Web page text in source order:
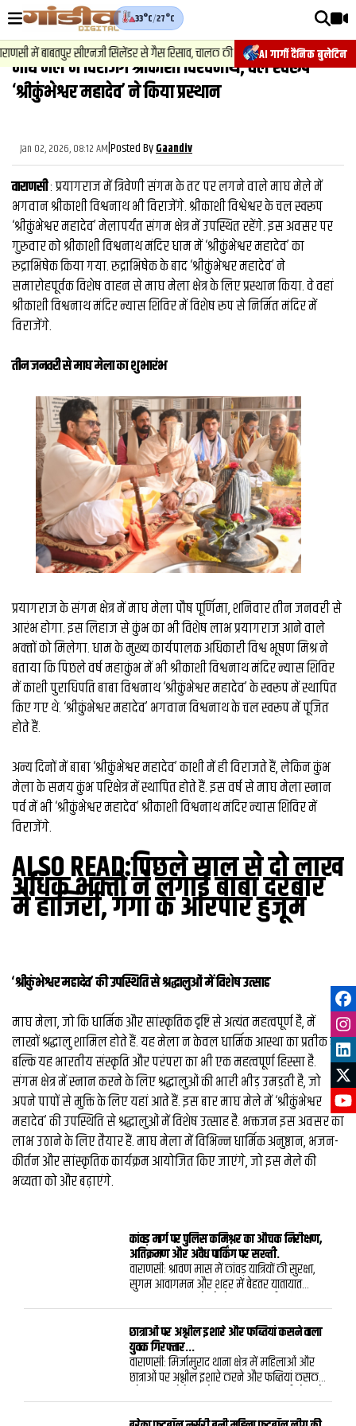
AI गार्गी दैनिक बुलेटिन
33°C/27°C
में बाबतपुर सीएनजी सिलेंडर से गैस रिसाव, चालक की सूझबूझ से टला बड़ा हादसा.
वीडियोज़
वाराणसी न्यूज़
राजनीति
फिल्मी
साहित्य
संस्कृति
ख़ान पान और जीवनशैली
अंतरराष्ट्रीय
फैक्ट चेक
व्यापार
मौसम
देश
माघ मेले में विराजेंगे श्रीकाशी विश्‍वनाथ, चल स्‍वरूप
‘श्रीकुंभेश्वर महादेव’ ने किया प्रस्‍थान
Jan 02, 2026, 08:12 AM|Posted ByGaandiv
वाराणसी: प्रयागराज में त्रिवेणी संगम के तट पर लगने वाले माघ मेले में
भगवान श्रीकाशी विश्वनाथ भी विराजेंगे. श्रीकाशी विश्वेश्वर के चल स्वरूप
‘श्रीकुंभेश्वर महादेव’ मेलापर्यंत संगम क्षेत्र में उपस्थित रहेंगे. इस अवसर पर
गुरुवार को श्रीकाशी विश्वनाथ मंदिर धाम में ‘श्रीकुंभेश्वर महादेव’ का
रुद्राभिषेक किया गया. रुद्राभिषेक के बाद ‘श्रीकुंभेश्वर महादेव’ ने
समारोहपूर्वक विशेष वाहन से माघ मेला क्षेत्र के लिए प्रस्थान किया. वे वहां
श्रीकाशी विश्वनाथ मंदिर न्यास शिविर में विशेष रूप से निर्मित मंदिर में
विराजेंगे.
तीन जनवरी से माघ मेला का शुभारंभ
प्रयागराज के संगम क्षेत्र में माघ मेला पौष पूर्णिमा, शनिवार तीन जनवरी से
आरंभ होगा. इस ल‍िहाज से कुंभ का भी व‍िशेष लाभ प्रयागराज आने वाले
भक्‍तों को म‍िलेगा. धाम के मुख्य कार्यपालक अधिकारी विश्व भूषण मिश्र ने
बताया कि पिछले वर्ष महाकुंभ में भी श्रीकाशी विश्वनाथ मंदिर न्यास शिविर
में काशी पुराधिपति बाबा विश्वनाथ ‘श्रीकुंभेश्वर महादेव’ के स्वरूप में स्थापित
किए गए थे. ‘श्रीकुंभेश्वर महादेव’ भगवान विश्वनाथ के चल स्वरूप में पूजित
होते हैं.
अन्य दिनों में बाबा ‘श्रीकुंभेश्वर महादेव’ काशी में ही विराजते हैं, लेकिन कुंभ
मेला के समय कुंभ परिक्षेत्र में स्थापित होते हैं. इस वर्ष से माघ मेला स्नान
पर्व में भी ‘श्रीकुंभेश्वर महादेव’ श्रीकाशी विश्वनाथ मंदिर न्यास शिविर में
विराजेंगे.
ALSO READ:पिछले साल से दो लाख
अधिक भक्‍तों ने लगाई बाबा दरबार
में हाजिरी, गंगा के आरपार हुजूम
‘श्रीकुंभेश्वर महादेव’ की उपस्थिति से श्रद्धालुओं में विशेष उत्साह
माघ मेला, जो कि धार्मिक और सांस्कृतिक दृष्टि से अत्यंत महत्वपूर्ण है, में
लाखों श्रद्धालु शामिल होते हैं. यह मेला न केवल धार्मिक आस्था का प्रतीक है,
बल्कि यह भारतीय संस्कृति और परंपरा का भी एक महत्वपूर्ण हिस्सा है.
संगम क्षेत्र में स्नान करने के लिए श्रद्धालुओं की भारी भीड़ उमड़ती है, जो
अपने पापों से मुक्ति के लिए यहां आते हैं. इस बार माघ मेले में ‘श्रीकुंभेश्वर
महादेव’ की उपस्थिति से श्रद्धालुओं में विशेष उत्साह है. भक्तजन इस अवसर का
लाभ उठाने के लिए तैयार हैं. माघ मेला में विभिन्न धार्मिक अनुष्ठान, भजन-
कीर्तन और सांस्कृतिक कार्यक्रम आयोजित किए जाएंगे, जो इस मेले की
भव्यता को और बढ़ाएंगे.
कांवड़ मार्ग पर पुलिस कमिश्नर का औचक निरीक्षण,
अतिक्रमण और अवैध पार्किंग पर सख्ती.
वाराणसी: श्रावण मास में कांवड़ यात्रियों की सुरक्षा,
सुगम आवागमन और शहर में बेहतर यातायात
कमिश्नरेट पूरी तरह अलर्ट है. इसी क्रम में पुलिस
आयुक्त कमिश्नरेट वाराणसी मोहित अग्रवाल ने
शनिवार को मंडुवाडीह से गोदौलिया तक शहरी कांवड़
मार्ग का आकस्मिक स्थलीय निरीक्षण किया. इस
दौरान उन्होंने सुरक्षा व्यवस्था, यातायात प्रबंधन और
भीड़ नियंत्रण की तैयारियों का जायजा लिया.पुलिस
आयुक्त ने कांवड़ मार्ग पर विभिन्न स्थानों पर रुककर
व्यवस्थाओं को देखा और मौके पर मौजूद पुलिस
छात्राओं पर अश्लील इशारे और फब्तियां कसने वाला
युवक गिरफ्तार...
वाराणसी: मिर्जामुराद थाना क्षेत्र में महिलाओं और
छात्राओं पर अश्लील इशारे करने और फब्तियां कसकर
टीम ने एक युवक को गिरफ्तार किया है.पुलिस ने